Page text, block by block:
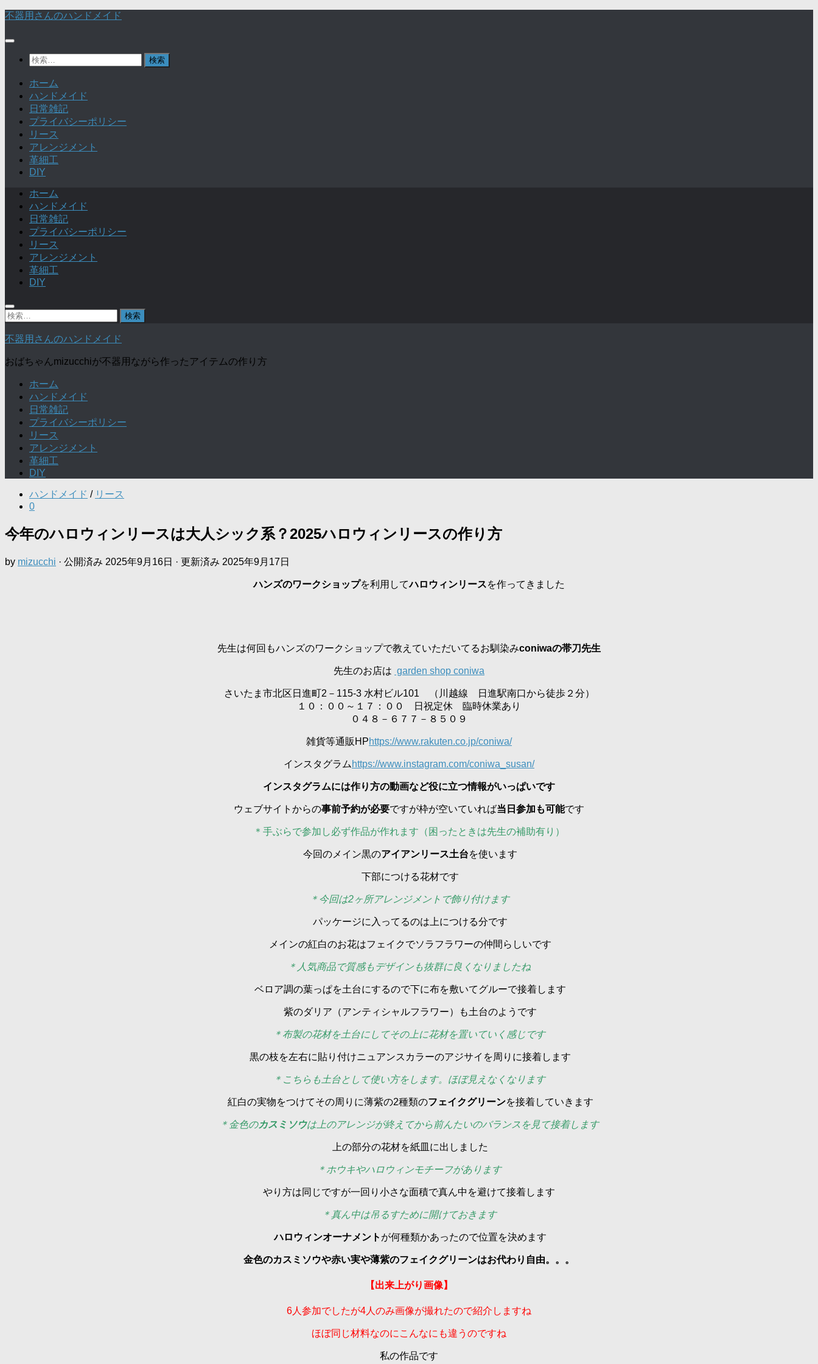
不器用さんのハンドメイド
検
ホーム
ハンドメイド
日常雑記
プライバシーポリシー
リース
アレンジメント
革細工
DIY
ホーム
ハンドメイド
日常雑記
プライバシーポリシー
リース
アレンジメント
革細工
DIY
検
不器用さんのハンドメイド
おばちゃんmizucchiが不器用ながら作ったアイテムの作り方
ホーム
ハンドメイド
日常雑記
プライバシーポリシー
リース
アレンジメント
革細工
DIY
ハンドメイド / リース
0
今年のハロウィンリースは大人シック系？2025ハロウィンリースの作り方
by mizucchi · 公開済み 2025年9月16日 · 更新済み 2025年9月17日
ハンズのワークショップを利用してハロウィンリースを作ってきました
先生は何回もハンズのワークショップで教えていただいてるお馴染みconiwaの帯刀先生
先生のお店は garden shop coniwa
さいたま市北区日進町2－115-3 水村ビル101 （川越線 日進駅南口から徒歩２分）
１０：００～１７：００ 日祝定休 臨時休業あり
０４８－６７７－８５０９
雑貨等通販HPhttps://www.rakuten.co.jp/coniwa/
インスタグラム https://www.instagram.com/coniwa_susan/
インスタグラムには作り方の動画など役に立つ情報がいっぱいです
ウェブサイトからの事前予約が必要ですが枠が空いていれば当日参加も可能です
＊手ぶらで参加し必ず作品が作れます（困ったときは先生の補助有り）
今回のメイン黒のアイアンリース土台を使います
下部につける花材です
＊今回は2ヶ所アレンジメントで飾り付けます
パッケージに入ってるのは上につける分です
メインの紅白のお花はフェイクでソラフラワーの仲間らしいです
＊人気商品で質感もデザインも抜群に良くなりましたね
ベロア調の葉っぱを土台にするので下に布を敷いてグルーで接着します
紫のダリア（アンティシャルフラワー）も土台のようです
＊布製の花材を土台にしてその上に花材を置いていく感じです
黒の枝を左右に貼り付けニュアンスカラーのアジサイを周りに接着します
＊こちらも土台として使い方をします。ほぼ見えなくなります
紅白の実物をつけてその周りに薄紫の2種類のフェイクグリーンを接着していきます
＊金色のカスミソウは上のアレンジが終えてから前んたいのバランスを見て接着します
上の部分の花材を紙皿に出しました
＊ホウキやハロウィンモチーフがあります
やり方は同じですが一回り小さな面積で真ん中を避けて接着します
＊真ん中は吊るすために開けておきます
ハロウィンオーナメント が何種類かあったので位置を決めます
金色のカスミソウや赤い実や薄紫のフェイクグリーンはお代わり自由。。。
【出来上がり画像】
6人参加でしたが4人のみ画像が撮れたので紹介しますね
ほぼ同じ材料なのにこんなにも違うのですね
私の作品です